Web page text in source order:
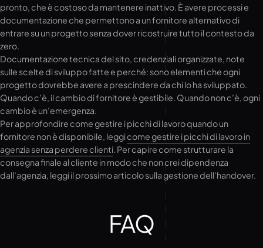
pronto, che è costoso da mantenere inattivo. È avere processi e
documentazione che permettono a un fornitore alternativo di
entrare su un progetto senza dover ricostruire tutto il contesto da
zero.
Documentazione tecnica del sito, credenziali organizzate, note
sulle scelte di sviluppo fatte e perché: sono elementi che ogni
progetto dovrebbe avere a prescindere da chi lo ha sviluppato.
Quando c’è, il cambio di fornitore è gestibile. Quando non c’è, ogni
cambio è un’emergenza.
Per approfondire come gestire i picchi di lavoro quando un
fornitore non è disponibile, leggicome gestire i picchi di lavoro in
agenzia senza perdere clienti. Per capire come strutturare la
consegna finale al cliente in modo che non crei dipendenza
dall’agenzia, leggi il prossimo articolo sulla gestione dell’handover.
FAQ